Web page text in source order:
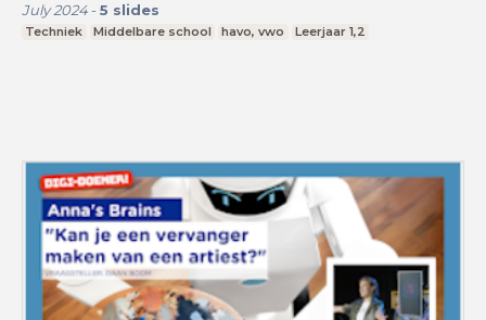
July 2024- 5 slides
Techniek Middelbare school havo, vwo Leerjaar 1,2